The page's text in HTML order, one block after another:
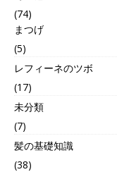
(74)
まつげ
(5)
レフィーネのツボ
(17)
未分類
(7)
髪の基礎知識
(38)